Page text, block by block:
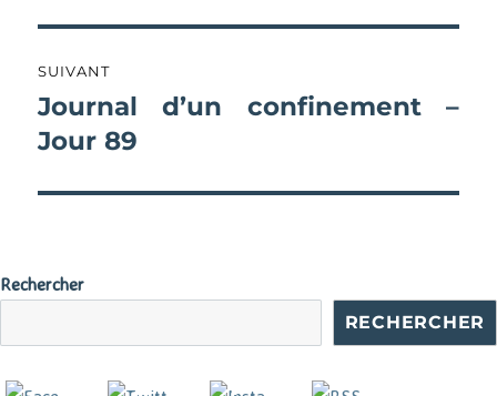
SUIVANT
Publication
suivante :
Journal d’un confinement –
Jour 89
Rechercher
RECHERCHER